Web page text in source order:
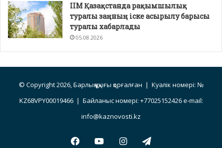
ІІМ Қазақстанда рақымшылық
туралы заңның іске асырылу барысы
туралы хабарлады
05.08.2026
© Copyright 2026, Барлық құқығы қорғалған | Куәлік номері: №
KZ68VPY00019466 | Байланыс номері: +77025152426 e-mail:
info@kaznovosti.kz
Facebook
YouTubeInstagramTelegram